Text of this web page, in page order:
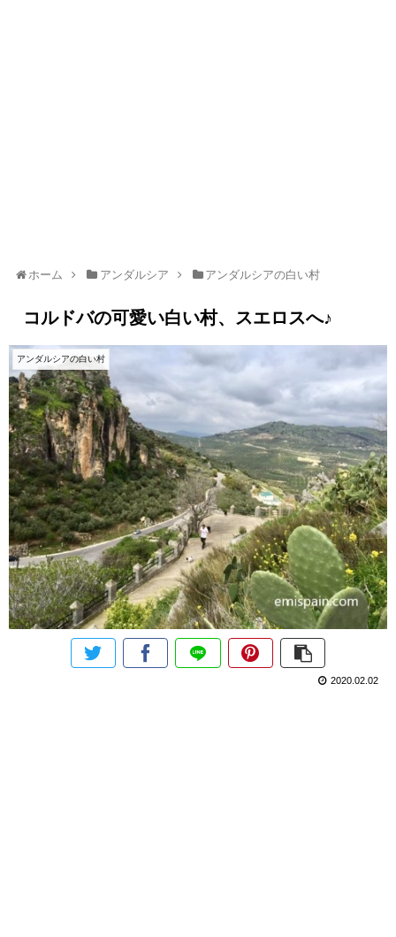
ホーム アンダルシア アンダルシアの白い村
コルドバの可愛い白い村、スエロスへ♪
アンダルシアの白い村
2020.02.02